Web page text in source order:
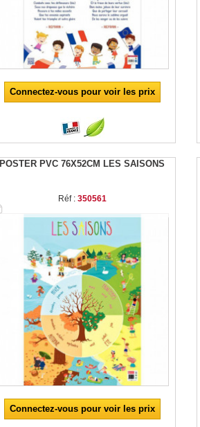
Connectez-vous pour voir les prix
POSTER PVC 76X52CM LES SAISONS
Réf : 350561
Connectez-vous pour voir les prix